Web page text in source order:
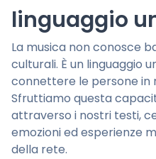
linguaggio
La musica non conosce
culturali. È un linguaggio
connettere le persone in
Sfruttiamo questa
attraverso i nostri testi,
emozioni ed esperienze
della rete.